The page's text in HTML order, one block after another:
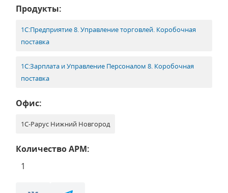
Продукты:
1С:Предприятие 8. Управление торговлей. Коробочная
поставка
1С:Зарплата и Управление Персоналом 8. Коробочная
поставка
Офис:
1С-Рарус Нижний Новгород
Количество АРМ:
1